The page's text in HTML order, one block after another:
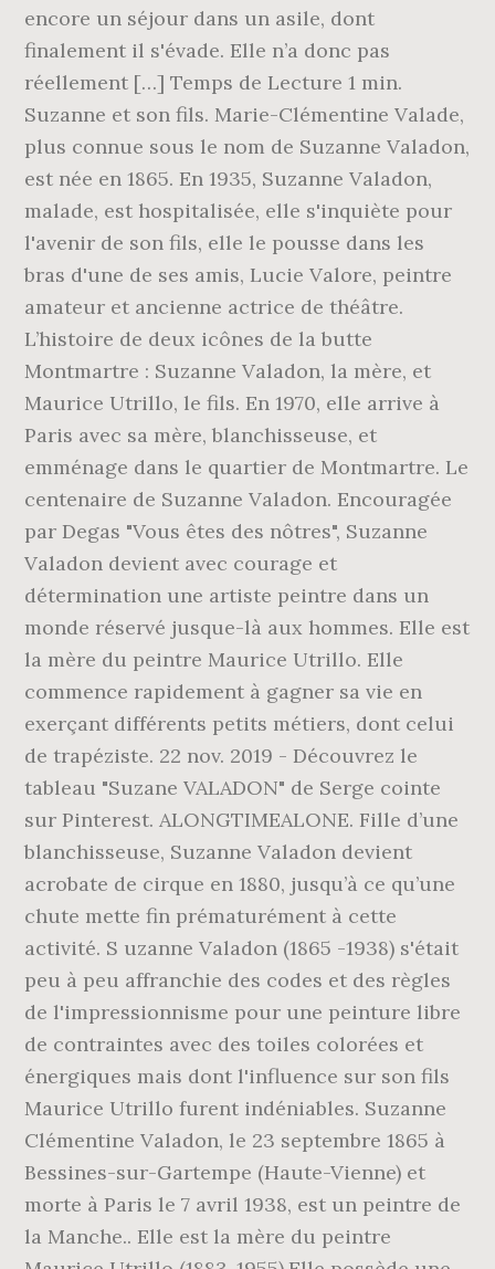
encore un séjour dans un asile, dont
finalement il s'évade. Elle n’a donc pas
réellement […] Temps de Lecture 1 min.
Suzanne et son fils. Marie-Clémentine Valade,
plus connue sous le nom de Suzanne Valadon,
est née en 1865. En 1935, Suzanne Valadon,
malade, est hospitalisée, elle s'inquiète pour
l'avenir de son fils, elle le pousse dans les
bras d'une de ses amis, Lucie Valore, peintre
amateur et ancienne actrice de théâtre.
L’histoire de deux icônes de la butte
Montmartre : Suzanne Valadon, la mère, et
Maurice Utrillo, le fils. En 1970, elle arrive à
Paris avec sa mère, blanchisseuse, et
emménage dans le quartier de Montmartre. Le
centenaire de Suzanne Valadon. Encouragée
par Degas "Vous êtes des nôtres", Suzanne
Valadon devient avec courage et
détermination une artiste peintre dans un
monde réservé jusque-là aux hommes. Elle est
la mère du peintre Maurice Utrillo. Elle
commence rapidement à gagner sa vie en
exerçant différents petits métiers, dont celui
de trapéziste. 22 nov. 2019 - Découvrez le
tableau "Suzane VALADON" de Serge cointe
sur Pinterest. ALONGTIMEALONE. Fille d’une
blanchisseuse, Suzanne Valadon devient
acrobate de cirque en 1880, jusqu’à ce qu’une
chute mette fin prématurément à cette
activité. S uzanne Valadon (1865 -1938) s'était
peu à peu affranchie des codes et des règles
de l'impressionnisme pour une peinture libre
de contraintes avec des toiles colorées et
énergiques mais dont l'influence sur son fils
Maurice Utrillo furent indéniables. Suzanne
Clémentine Valadon, le 23 septembre 1865 à
Bessines-sur-Gartempe (Haute-Vienne) et
morte à Paris le 7 avril 1938, est un peintre de
la Manche.. Elle est la mère du peintre